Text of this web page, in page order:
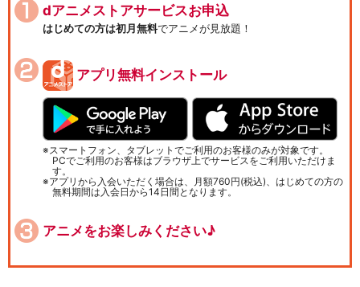
dアニメストアサービスお申込
はじめての方は初月無料でアニメが見放題！
アプリ無料インストール
スマートフォン、タブレットでご利用のお客様のみが対象です。
PCでご利用のお客様はブラウザ上でサービスをご利用いただけま
す。
アプリから入会いただく場合は、月額760円(税込)、はじめての方の
無料期間は入会日から14日間となります。
アニメをお楽しみください♪